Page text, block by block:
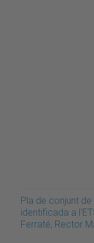
Pla de conjunt
identificada a
Ferraté, Rector